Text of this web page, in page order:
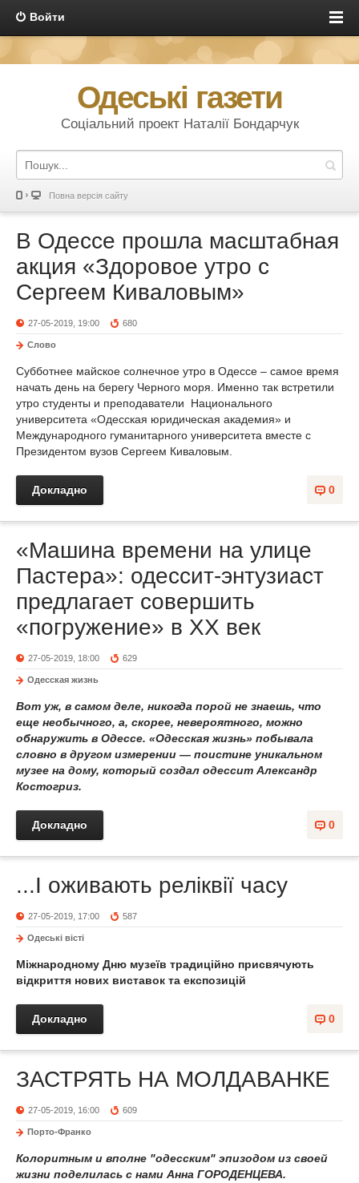
Войти
Одеські газети
Соціальний проект Наталії Бондарчук
Повна версія сайту
В Одессе прошла масштабная
акция «Здоровое утро с
Сергеем Киваловым»
27-05-2019, 19:00 680
Слово
Субботнее майское солнечное утро в Одессе – самое время
начать день на берегу Черного моря. Именно так встретили
утро студенты и преподаватели Национального
университета «Одесская юридическая академия» и
Международного гуманитарного университета вместе с
Президентом вузов Сергеем Киваловым.
0
Докладно
«Машина времени на улице
Пастера»: одессит-энтузиаст
предлагает совершить
«погружение» в ХХ век
27-05-2019, 18:00 629
Одесская жизнь
Вот уж, в самом деле, никогда порой не знаешь, что
еще необычного, а, скорее, невероятного, можно
обнаружить в Одессе. «Одесская жизнь» побывала
словно в другом измерении — поистине уникальном
музее на дому, который создал одессит Александр
Костогриз.
0
Докладно
...І оживають реліквії часу
27-05-2019, 17:00 587
Одеськi вiстi
Міжнародному Дню музеїв традиційно присвячують
відкриття нових виставок та експозицій
0
Докладно
ЗАСТРЯТЬ НА МОЛДАВАНКЕ
27-05-2019, 16:00 609
Порто-Франко
Колоритным и вполне "одесским" эпизодом из своей
жизни поделилась с нами Анна ГОРОДЕНЦЕВА.